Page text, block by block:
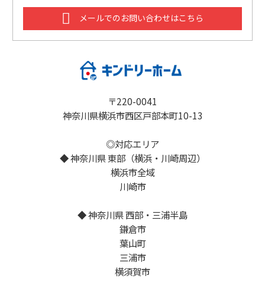
メールでのお問い合わせはこちら
〒220-0041
神奈川県横浜市西区戸部本町10-13
◎対応エリア
◆ 神奈川県 東部（横浜・川崎周辺）
横浜市全域
川崎市
◆ 神奈川県 西部・三浦半島
鎌倉市
葉山町
三浦市
横須賀市